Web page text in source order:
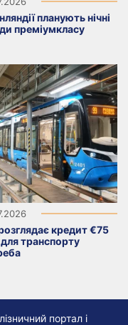
планують нічні
преміумкласу
кредит €75
транспорту
портал і